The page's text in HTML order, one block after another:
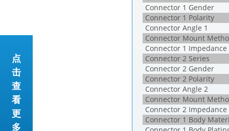
Connector 1 Gender
Connector 1 Polarity
Connector Angle 1
Connector Mount
Connector 1 Impedance
Connector 2 Series
Connector 2 Gender
Connector 2 Polarity
Connector Angle 2
Connector Mount
Connector 2 Impedance
Connector 1 Body
点
击
查
看
更
多